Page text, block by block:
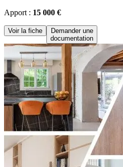
Apport : 15 000 €
Voir la fiche
Demander une
documentation